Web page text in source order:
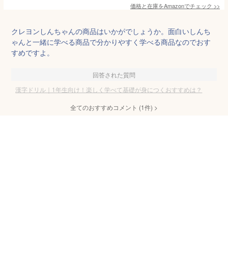
価格と在庫をAmazonでチェック >>
クレヨンしんちゃんの商品はいかがでしょうか。面白いしんち
ゃんと一緒に学べる商品で分かりやすく学べる商品なのでおす
すめですよ。
回答された質問
漢字ドリル｜1年生向け！楽しく学べて基礎が身につくおすすめは？
全てのおすすめコメント (1件) >